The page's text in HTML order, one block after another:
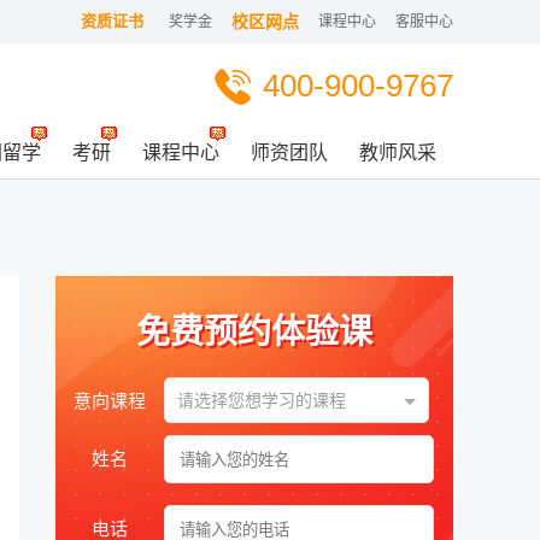
客服中心
课程中心
校区网点
奖学金
资质证书
400-900-9767
学 考研 课程中心 师资团队 教师风采
免费预约体验课
意向课程 请选择您想学习的课程
姓名
电话